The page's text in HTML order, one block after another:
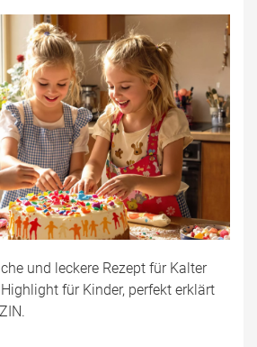
und leckere Rezept für Kalter
für Kinder, perfekt erklärt